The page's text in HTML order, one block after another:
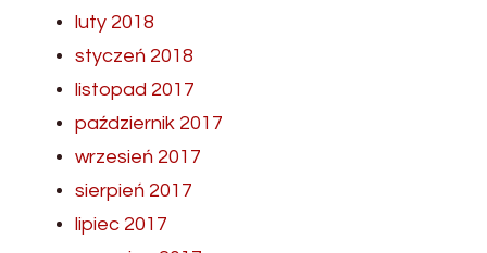
luty 2018
styczeń 2018
listopad 2017
październik 2017
wrzesień 2017
sierpień 2017
lipiec 2017